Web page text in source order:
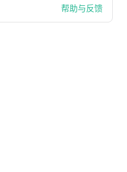
帮助与反馈